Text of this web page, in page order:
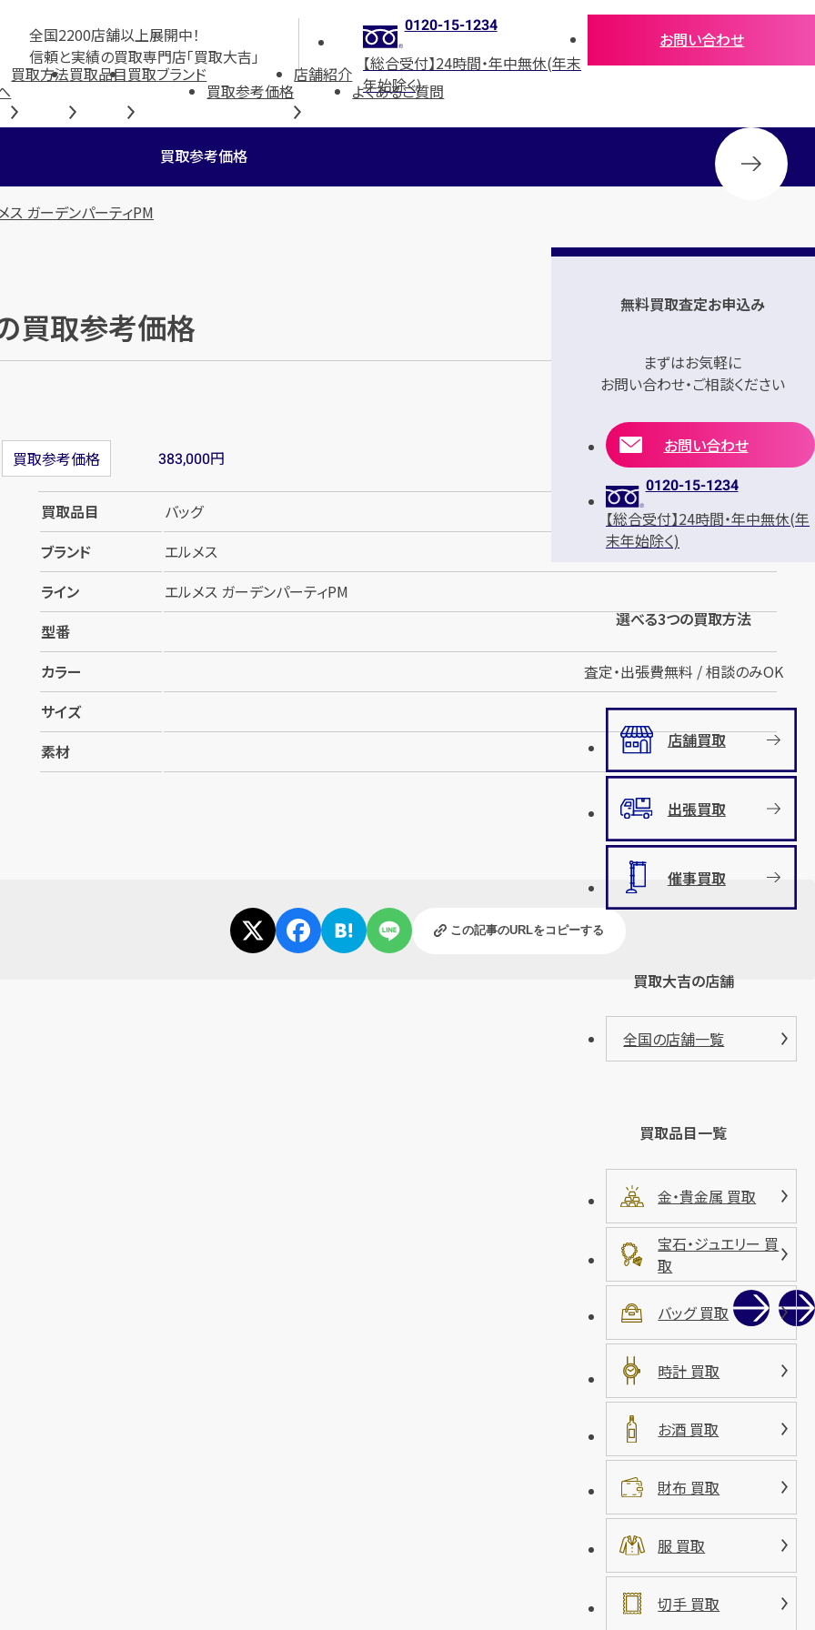
全国2200店舗以上展開中！
信頼と実績の買取専門店「買取大吉」
0120-15-1234
【総合受付】24時間・年中無休(年末
年始除く)
お問い合わせ
買取方法買取品目買取ブランド
買取参考価格
店舗紹介
よくあるご質問
買取参考価格
ス ガーデンパーティPM
買取参考価格
買取参考価格 383,000円
買取品目
バッグ
ブランド
エルメス
ライン
エルメス ガーデンパーティPM
型番
カラー
サイズ
素材
この記事のURLをコピーする
無料買取査定お申込み
まずはお気軽に
お問い合わせ・ご相談ください
お問い合わせ
0120-15-1234
【総合受付】24時間・年中無休(年
末年始除く)
選べる3つの買取方法
査定・出張費無料 / 相談のみOK
店舗買取
出張買取
催事買取
買取大吉の店舗
全国の店舗一覧
買取品目一覧
金・貴金属 買取
宝石・ジュエリー 買
取
バッグ 買取
時計 買取
お酒 買取
財布 買取
服 買取
切手 買取